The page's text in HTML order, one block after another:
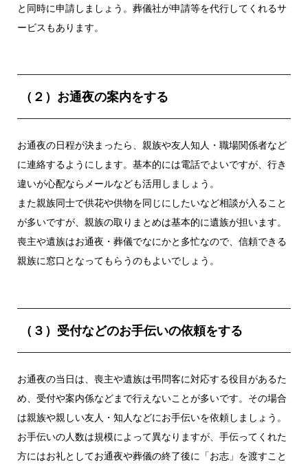
と同時に申請しましょう。葬儀社が申請等を代行してくれるサ
ービスもあります。
（２）お通夜の案内をする
お通夜の日程が決まったら、親族や友人知人・職場関係者など
に連絡するようにします。基本的には電話でよいですが、行き
違いが心配ならメールなども活用しましょう。
また親族同士で供花や供物を同じにしたいなど相談が入ること
が多いですが、親族の取りまとめは基本的に遺族が担います。
喪主や遺族はお通夜・葬儀でなにかと多忙なので、信頼できる
親族に窓口となってもらうのもよいでしょう。
（３）受付などのお手伝いの依頼をする
お通夜の当日は、喪主や遺族は弔問客に対応する役目があるた
め、受付や案内係などまで行えないことが多いです。その場合
は親族や親しい友人・知人などにお手伝いを依頼しましょう。
お手伝いの人数は規模によって異なりますが、手伝ってくれた
方にはお礼としてお通夜や葬儀の終了後に「お志」を渡すこと